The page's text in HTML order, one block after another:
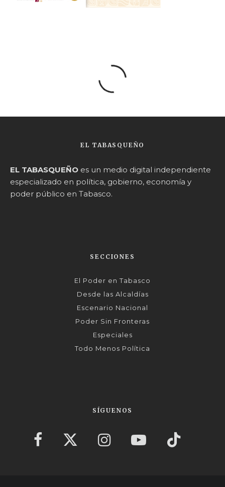
EL TABASQUEÑO
EL TABASQUEÑO es un medio digital independiente
especializado en política, gobierno, economía y
poder público en Tabasco.
SECCIONES
El Poder en Tabasco
Desde las Alcaldías
Escenario Nacional
Poder Sin Fronteras
Especiales
Todo Menos Política
SÍGUENOS